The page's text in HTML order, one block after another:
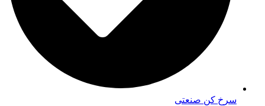
سرخ کن صنعتی